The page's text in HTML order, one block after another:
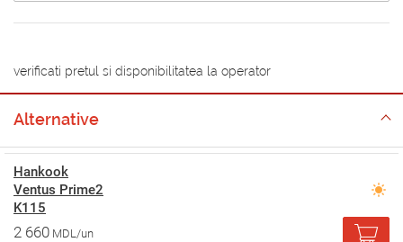
verificati pretul si disponibilitatea la operator
Alternative
Hankook
Ventus Prime2
K115
2 660 MDL/un